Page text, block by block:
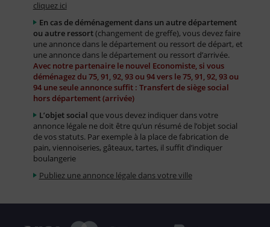
cliquez ici
En cas de déménagement dans un autre département
ou autre ressort(changement de greffe), vous devez faire
une annonce dans le département ou ressort de départ, et
une annonce dans le département ou ressort d’arrivée.
Avec notre partenaire le nouvel Economiste, si vous
déménagez du 75, 91, 92, 93 ou 94 vers le 75, 91, 92, 93 ou
94 une seule annonce suffit : Transfert de siège social
hors département (arrivée)
L’objet social que vous devez indiquer dans votre
annonce légale ne doit être qu’un résumé de l’objet social
de vos statuts. Par exemple à la place de fabrication de
pain, viennoiseries, gâteaux, tartes, il suffit d’indiquer
boulangerie
Publiez une annonce légale dans votre ville